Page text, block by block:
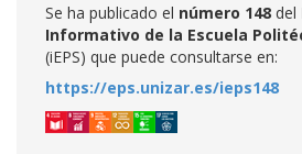
Se ha publicado el número 148 del
Informativo de la Escuela
(iEPS) que puede consultarse en:
https://eps.unizar.es/ieps148